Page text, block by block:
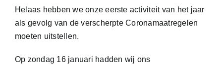
Helaas hebben we onze eerste activiteit van het jaar
als gevolg van de verscherpte Coronamaatregelen
moeten uitstellen.
Op zondag 16 januari hadden wij ons